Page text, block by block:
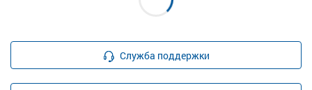
Служба поддержки